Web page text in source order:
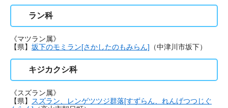
ラン科
《マツラン属》
【県】 坂下のモミラン[さかしたのもみらん] （中津川市坂下）
キジカクシ科
《スズラン属》
【県】 スズラン、レンゲツツジ群落[すずらん、れんげつつじぐ